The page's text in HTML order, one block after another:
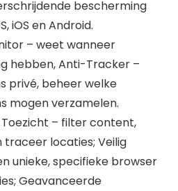
bescherming
iOS en Android.
– weet wanneer
hebben, Anti-Tracker –
privé, beheer welke
mogen verzamelen.
Toezicht – filter content,
locaties; Veilig
unieke, specifieke browser
Geavanceerde